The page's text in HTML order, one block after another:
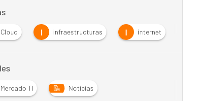
Cloud I infraestructuras I internet
Mercado TI Noticias